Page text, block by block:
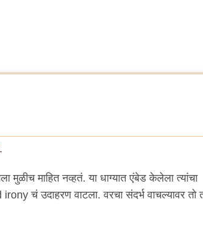
माहित नव्हतं. या धाग्यात एंबेड केलेला त्यांचा
चं उदाहरण वाटला. वरचा संदर्भ वाचल्यावर तो